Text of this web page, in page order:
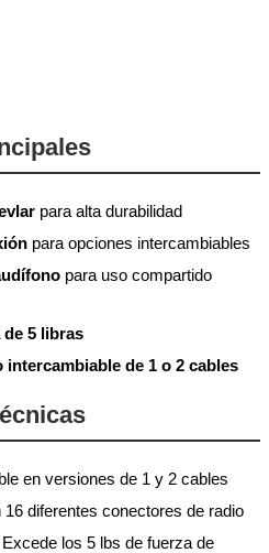
para alta durabilidad
para opciones intercambiables
para uso compartido
5 libras
intercambiable de 1 o 2 cables
en versiones de 1 y 2 cables
diferentes conectores de radio
Excede los 5 lbs de fuerza de